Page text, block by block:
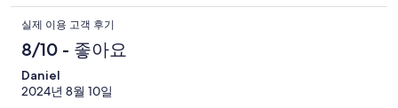
실제 이용 고객 후기
8/10 - 좋아요
Daniel
2024년 8월 10일